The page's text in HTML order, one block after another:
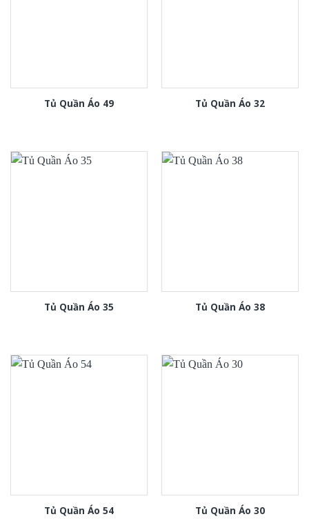
Tủ Quần Áo 49 Tủ Quần Áo 32
Tủ Quần Áo 35 Tủ Quần Áo 38
Tủ Quần Áo 54 Tủ Quần Áo 30